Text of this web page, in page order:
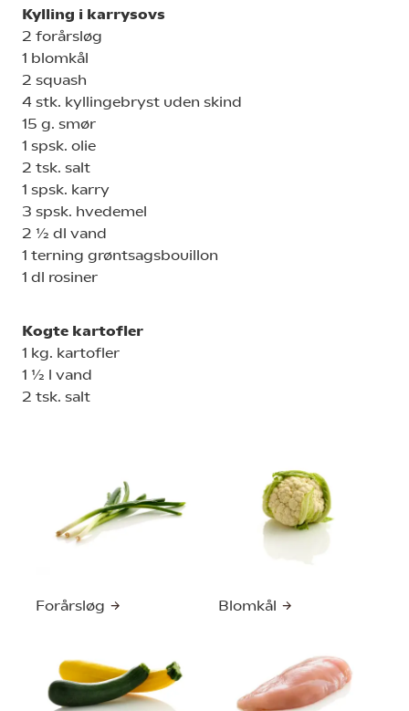
Kylling i karrysovs
2 forårsløg
1 blomkål
2 squash
4 stk. kyllingebryst uden skind
15 g. smør
1 spsk. olie
2 tsk. salt
1 spsk. karry
3 spsk. hvedemel
2 ½ dl vand
1 terning grøntsagsbouillon
1 dl rosiner
Kogte kartofler
1 kg. kartofler
1 ½ l vand
2 tsk. salt
Forårsløg Blomkål